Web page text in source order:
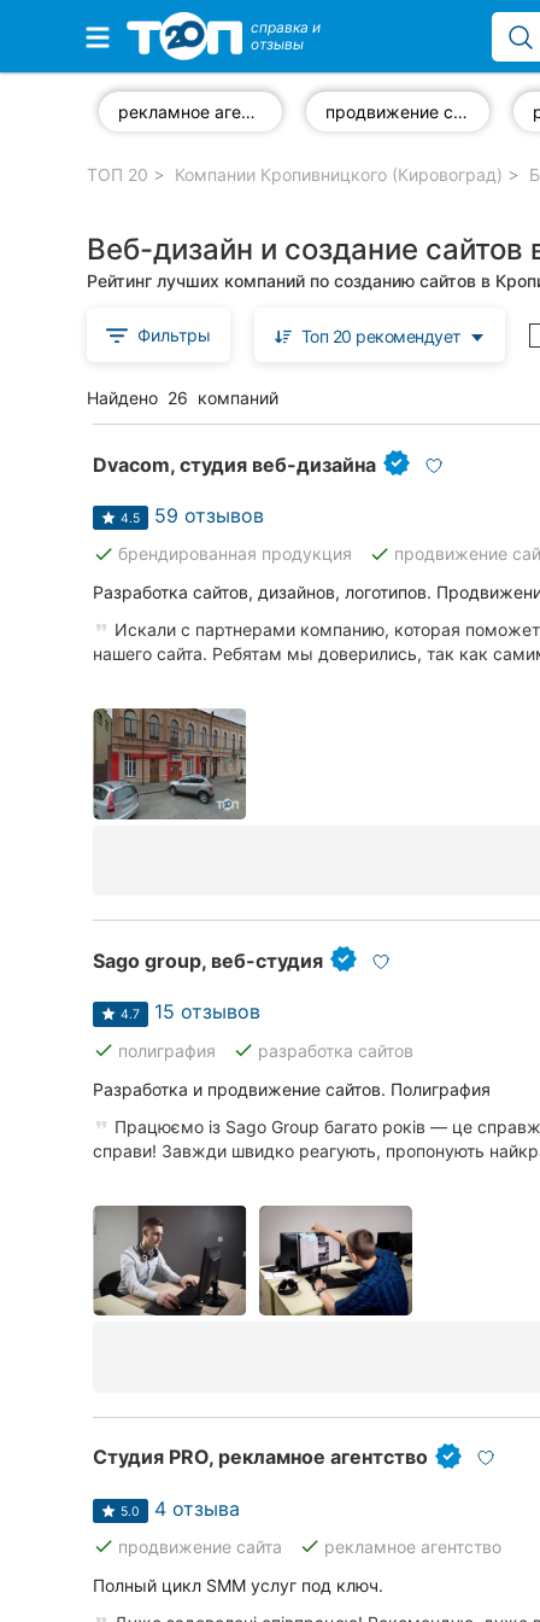
Избранные компании
Стоматологии
Ветеринарные клиники
Автошколы
Рестораны
Все рубрики
Все города:
Винница
Житомир
Тернополь
Харьков
Запорожье
Львов
Кривой Рог
Полтава
Чернигов
Черкассы
справка и
отзывы
рекламное агентство продвижение сайта
ТОП 20 Компании Кропивницкого (Кировоград)
Веб-дизайн и создание
Рейтинг лучших компаний по созданию сайтов в
Фильтры Топ 20 рекомендует
Найдено 26 компаний
Dvacom, студия веб-дизайна
4.5 59 отзывов
done брендированная продукция done продвижение
Разработка сайтов, дизайнов, логотипов.
Искали с партнерами компанию, которая
нашего сайта. Ребятам мы доверились, так как
Sago group, веб-студия
4.7 15 отзывов
done полиграфия done разработка сайтов
Разработка и продвижение сайтов. Полиграфия
Працюємо із Sago Group багато років — це
справи! Завжди швидко реагують, пропонують
Студия PRO, рекламное агентство
5.0 4 отзыва
done продвижение сайта done рекламное агентство
Полный цикл SMM услуг под ключ.